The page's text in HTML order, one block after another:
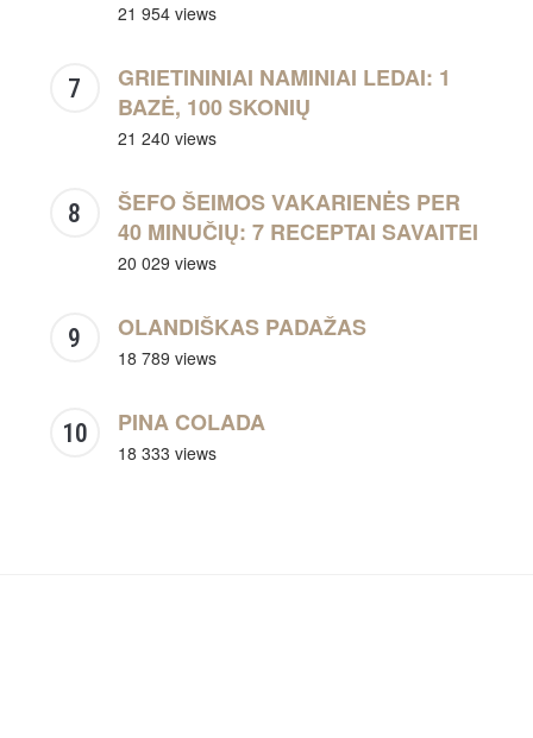
21 954 views
GRIETININIAI NAMINIAI LEDAI: 1
BAZĖ, 100 SKONIŲ
21 240 views
ŠEFO ŠEIMOS VAKARIENĖS PER
40 MINUČIŲ: 7 RECEPTAI SAVAITEI
20 029 views
OLANDIŠKAS PADAŽAS
18 789 views
PINA COLADA
18 333 views